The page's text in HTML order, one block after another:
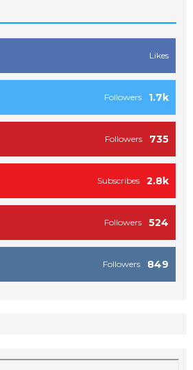
Likes
1.7k
Followers
735
Followers
2.8k
Subscribes
524
Followers
849
Followers